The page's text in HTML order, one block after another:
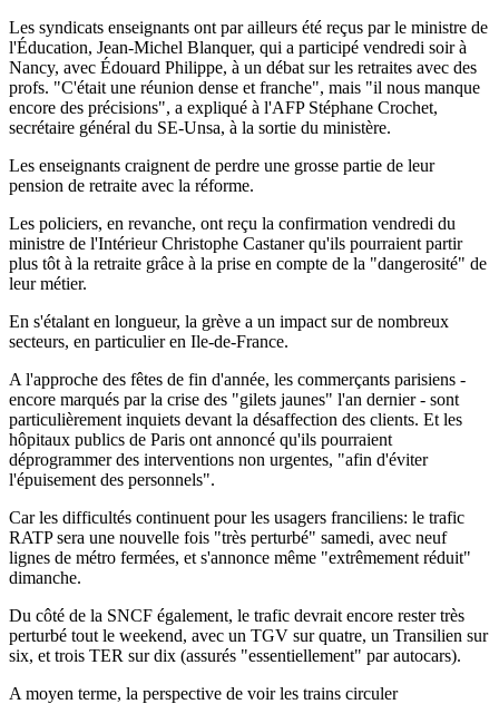
Les syndicats enseignants ont par ailleurs été reçus par le ministre de
l'Éducation, Jean-Michel Blanquer, qui a participé vendredi soir à
Nancy, avec Édouard Philippe, à un débat sur les retraites avec des
profs. "C'était une réunion dense et franche", mais "il nous manque
encore des précisions", a expliqué à l'AFP Stéphane Crochet,
secrétaire général du SE-Unsa, à la sortie du ministère.
Les enseignants craignent de perdre une grosse partie de leur
pension de retraite avec la réforme.
Les policiers, en revanche, ont reçu la confirmation vendredi du
ministre de l'Intérieur Christophe Castaner qu'ils pourraient partir
plus tôt à la retraite grâce à la prise en compte de la "dangerosité" de
leur métier.
En s'étalant en longueur, la grève a un impact sur de nombreux
secteurs, en particulier en Ile-de-France.
A l'approche des fêtes de fin d'année, les commerçants parisiens -
encore marqués par la crise des "gilets jaunes" l'an dernier - sont
particulièrement inquiets devant la désaffection des clients. Et les
hôpitaux publics de Paris ont annoncé qu'ils pourraient
déprogrammer des interventions non urgentes, "afin d'éviter
l'épuisement des personnels".
Car les difficultés continuent pour les usagers franciliens: le trafic
RATP sera une nouvelle fois "très perturbé" samedi, avec neuf
lignes de métro fermées, et s'annonce même "extrêmement réduit"
dimanche.
Du côté de la SNCF également, le trafic devrait encore rester très
perturbé tout le weekend, avec un TGV sur quatre, un Transilien sur
six, et trois TER sur dix (assurés "essentiellement" par autocars).
A moyen terme, la perspective de voir les trains circuler